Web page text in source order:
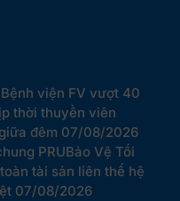
viện FV vượt 40
thời thuyền viên
đêm 07/08/2026
PRUBảo Vệ Tối
tài sản liên thế hệ
07/08/2026